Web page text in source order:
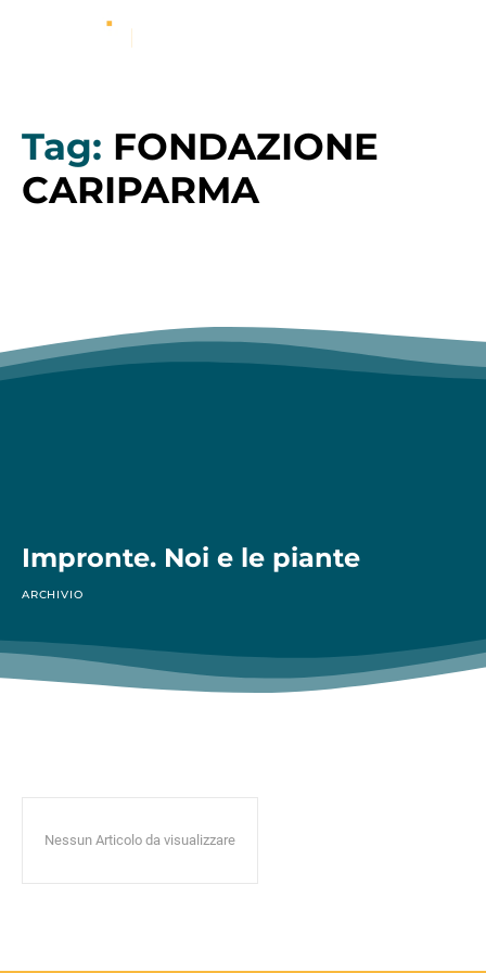
Tag: FONDAZIONE
CARIPARMA
Impronte. Noi e le piante
ARCHIVIO
Nessun Articolo da visualizzare